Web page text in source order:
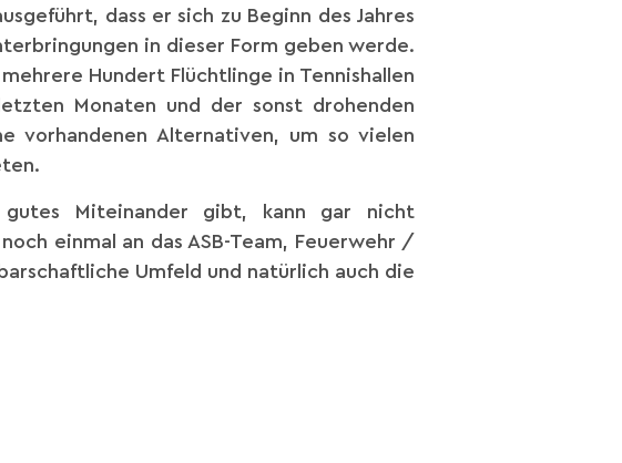
dass er sich zu Beginn des Jahres
in dieser Form geben werde.
Hundert Flüchtlinge in Tennishallen
Monaten und der sonst drohenden
vorhandenen Alternativen, um so vielen
Miteinander gibt, kann gar nicht
einmal an das ASB-Team, Feuerwehr /
Umfeld und natürlich auch die